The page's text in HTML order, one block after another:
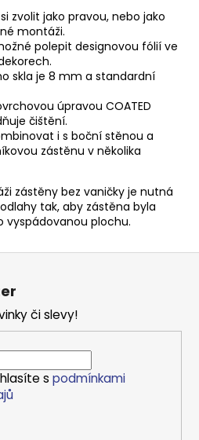
zvolit jako pravou, nebo jako
montáži.
polepit designovou fólií ve
skla je 8 mm a standardní
úpravou COATED
čištění.
i s boční stěnou a
zástěnu v několika
zástěny bez vaničky je nutná
tak, aby zástěna byla
vyspádovanou plochu.
či slevy!
s podmínkami